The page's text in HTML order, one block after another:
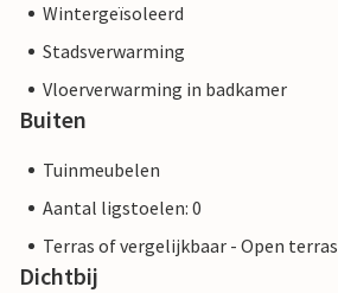
Wintergeïsoleerd
Stadsverwarming
Vloerverwarming in badkamer
Buiten
Tuinmeubelen
Aantal ligstoelen: 0
Terras of vergelijkbaar - Open terras
Dichtbij